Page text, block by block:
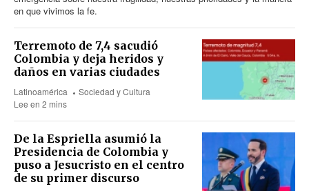
en que vivimos la fe.
Terremoto de 7,4 sacudió
Colombia y deja heridos y
daños en varias ciudades
Latinoamérica
Sociedad y Cultura
Lee en 2 mins
De la Espriella asumió la
Presidencia de Colombia y
puso a Jesucristo en el centro
de su primer discurso